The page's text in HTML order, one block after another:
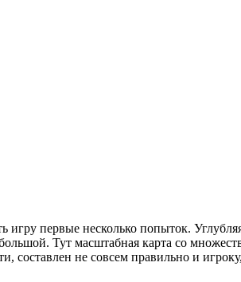
первые несколько попыток.
Тут масштабная карта со
составлен не совсем правильно и